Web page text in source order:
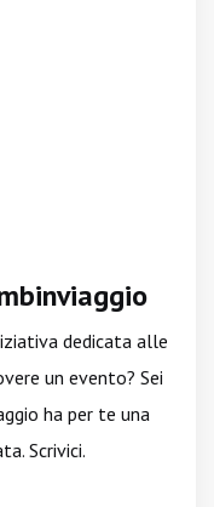
dedicata alle
un evento? Sei
ha per te una
Scrivici.